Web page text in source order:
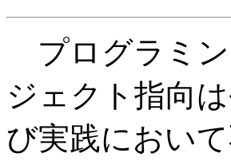
プログラミン
ジェクト指向
び実践におい